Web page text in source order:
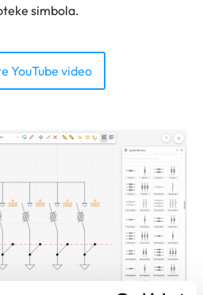
simbola.
YouTube video